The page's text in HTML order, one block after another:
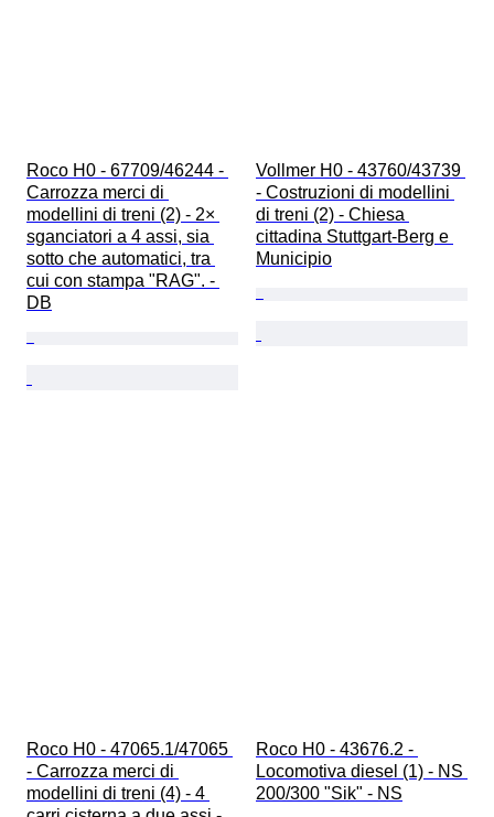
Roco H0 - 67709/46244 -
Carrozza merci di
modellini di treni (2) - 2×
sganciatori a 4 assi, sia
sotto che automatici, tra
cui con stampa "RAG". -
DB
Vollmer H0 - 43760/43739
- Costruzioni di modellini
di treni (2) - Chiesa
cittadina Stuttgart-Berg e
Municipio
Roco H0 - 47065.1/47065
- Carrozza merci di
modellini di treni (4) - 4
Roco H0 - 43676.2 -
Locomotiva diesel (1) - NS
200/300 "Sik" - NS